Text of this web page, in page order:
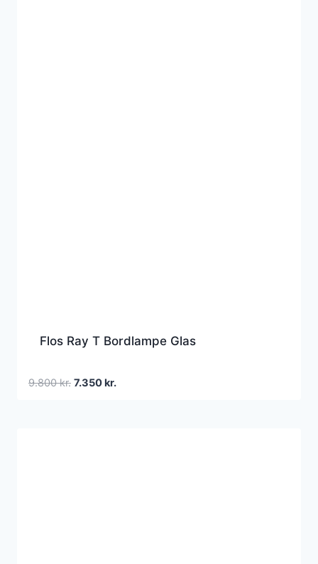
Flos Ray T Bordlampe Glas
9.800kr. Den
7.350kr.Den